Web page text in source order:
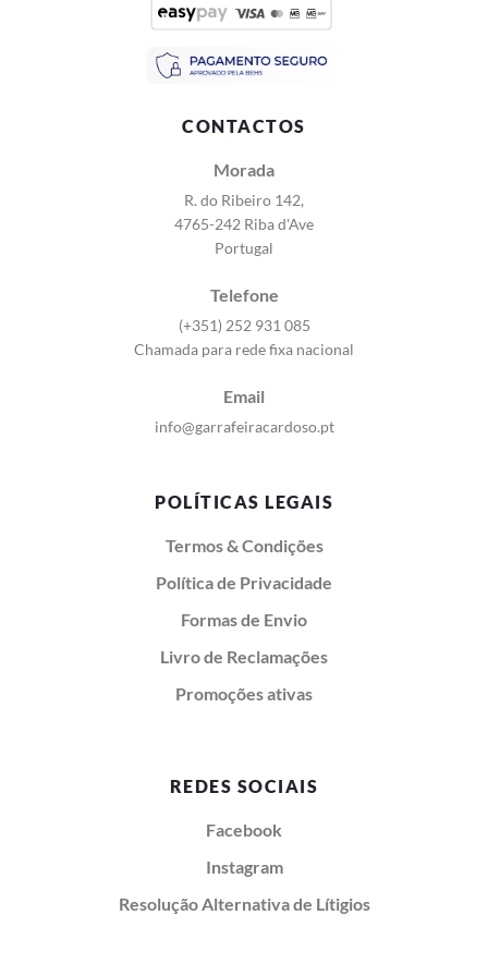
CONTACTOS
Morada
R. do Ribeiro 142,
4765-242 Riba d'Ave
Portugal
Telefone
(+351) 252 931 085
Chamada para rede fixa nacional
Email
info@garrafeiracardoso.pt
POLÍTICAS LEGAIS
Termos & Condições
Política de Privacidade
Formas de Envio
Livro de Reclamações
Promoções ativas
REDES SOCIAIS
Facebook
Instagram
Resolução Alternativa de Lítigios